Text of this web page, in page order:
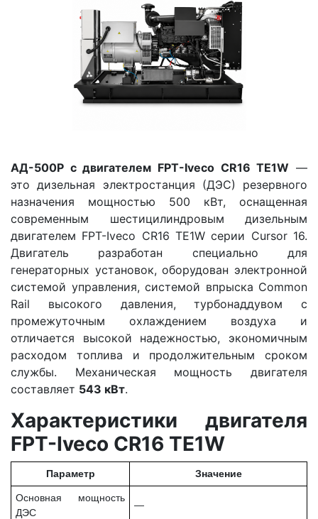
АД-500Р с двигателем FPT-Iveco CR16 TE1W —
это дизельная электростанция (ДЭС) резервного
назначения мощностью 500 кВт, оснащенная
современным шестицилиндровым дизельным
двигателем FPT-Iveco CR16 TE1W серии Cursor 16.
Двигатель разработан специально для
генераторных установок, оборудован электронной
системой управления, системой впрыска Common
Rail высокого давления, турбонаддувом с
промежуточным охлаждением воздуха и
отличается высокой надежностью, экономичным
расходом топлива и продолжительным сроком
службы. Механическая мощность двигателя
составляет 543 кВт.
Характеристики двигателя
FPT-Iveco CR16 TE1W
Параметр Значение
Основная мощность
ДЭС
—